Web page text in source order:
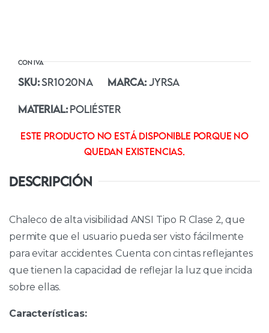
SKU:SR1020NA MARCA:JYRSA
MATERIAL: POLIÉSTER
Este producto no está disponible porque no
quedan existencias.
DESCRIPCIÓN
Chaleco de alta visibilidad ANSI Tipo R Clase 2, que
permite que el usuario pueda ser visto fácilmente
para evitar accidentes. Cuenta con cintas reflejantes
que tienen la capacidad de reflejar la luz que incida
sobre ellas.
Características: